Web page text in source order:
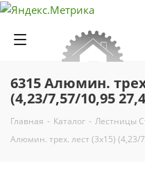
6315 Алюмин.
(4,23/7,57/10,95
Главная - Каталог - Лестницы
Алюмин. трех. лест (3х15) (4,23/